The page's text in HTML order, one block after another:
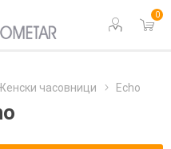
0
часовници Echo